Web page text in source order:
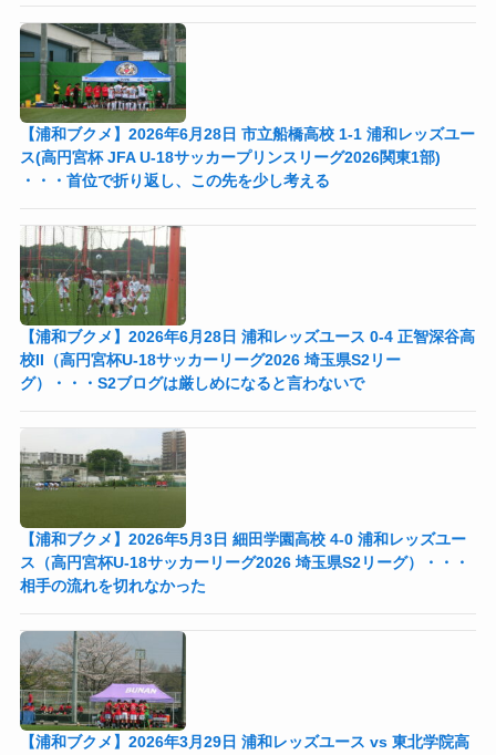
【浦和ブクメ】2026年6月28日 市立船橋高校 1-1 浦和レッズユー
ス(高円宮杯 JFA U-18サッカープリンスリーグ2026関東1部)
・・・首位で折り返し、この先を少し考える
【浦和ブクメ】2026年6月28日 浦和レッズユース 0-4 正智深谷高
校II（高円宮杯U-18サッカーリーグ2026 埼玉県S2リー
グ）・・・S2ブログは厳しめになると言わないで
【浦和ブクメ】2026年5月3日 細田学園高校 4-0 浦和レッズユー
ス（高円宮杯U-18サッカーリーグ2026 埼玉県S2リーグ）・・・
相手の流れを切れなかった
【浦和ブクメ】2026年3月29日 浦和レッズユース vs 東北学院高